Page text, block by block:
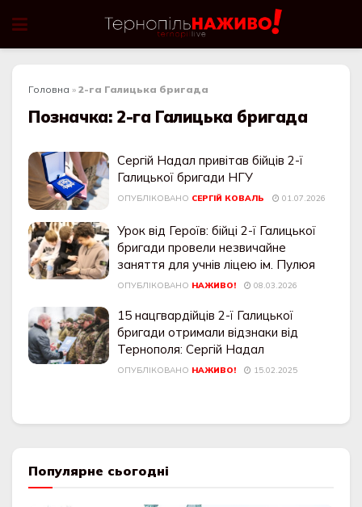
Головна » 2-га Галицька бригада
Позначка: 2-га Галицька бригада
Сергій Надал привітав бійців 2-ї
Галицької бригади НГУ
ОПУБЛІКОВАНО СЕРГІЙ КОВАЛЬ 01.07.2026
Урок від Героїв: бійці 2-ї Галицької
бригади провели незвичайне
заняття для учнів ліцею ім. Пулюя
ОПУБЛІКОВАНО НАЖИВО! 08.03.2026
15 нацгвардійців 2-ї Галицької
бригади отримали відзнаки від
Тернополя: Сергій Надал
ОПУБЛІКОВАНО НАЖИВО! 15.02.2025
Популярне сьогодні